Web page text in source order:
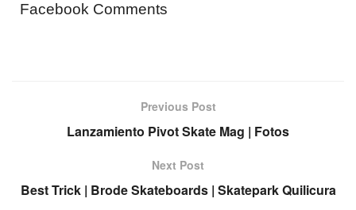
Facebook Comments
Previous Post
Lanzamiento Pivot Skate Mag | Fotos
Next Post
Best Trick | Brode Skateboards | Skatepark Quilicura